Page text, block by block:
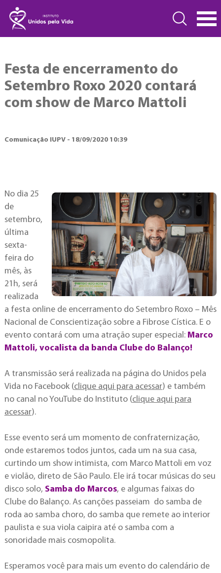
Festa de encerramento do
Setembro Roxo 2020 contará
com show de Marco Mattoli
Comunicação IUPV - 18/09/2020 10:39
No dia 25
de
setembro,
última
sexta-
feira do
mês, às
21h, será
realizada
a festa online de encerramento do Setembro Roxo – Mês
Nacional de Conscientização sobre a Fibrose Cística. E o
evento contará com uma atração super especial: Marco
Mattoli, vocalista da banda Clube do Balanço!
A transmissão será realizada na página do Unidos pela
Vida no Facebook (clique aqui para acessar) e também
no canal no YouTube do Instituto (clique aqui para
acessar).
Esse evento será um momento de confraternização,
onde estaremos todos juntos, cada um na sua casa,
curtindo um show intimista, com Marco Mattoli em voz
e violão, direto de São Paulo. Ele irá tocar músicas do seu
disco solo, Samba do Marcos, e algumas faixas do
Clube do Balanço. As canções passeiam do samba de
roda ao samba choro, do samba que remete ao interior
paulista e sua viola caipira até o samba com a
sonoridade mais cosmopolita.
Esperamos você para mais um evento do calendário de